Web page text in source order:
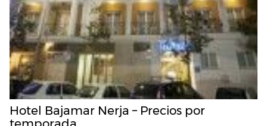
Hotel Bajamar Nerja – Precios por